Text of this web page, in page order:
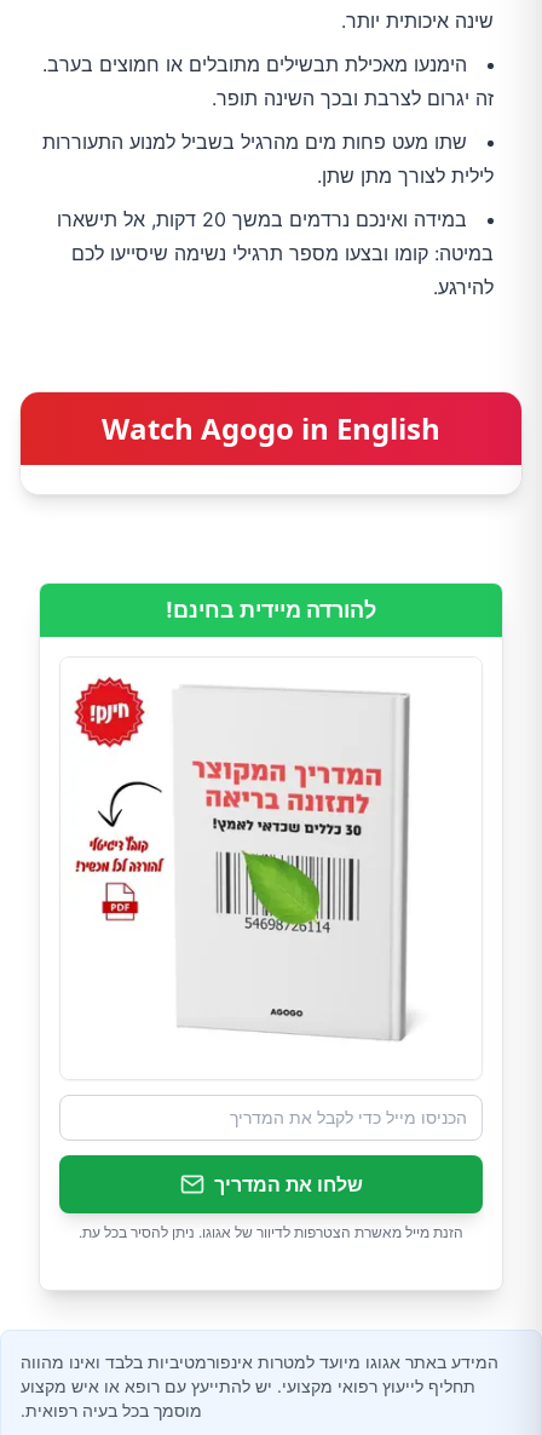
שינה איכותית יותר.
הימנעו מאכילת תבשילים מתובלים או חמוצים בערב.
זה יגרום לצרבת ובכך השינה תופר.
שתו מעט פחות מים מהרגיל בשביל למנוע התעוררות
לילית לצורך מתן שתן.
במידה ואינכם נרדמים במשך 20 דקות, אל תישארו
במיטה: קומו ובצעו מספר תרגילי נשימה שיסייעו לכם
להירגע.
Watch Agogo in English
להורדה מיידית בחינם!
שלחו את המדריך
הזנת מייל מאשרת הצטרפות לדיוור של אגוגו. ניתן להסיר בכל עת.
המידע באתר אגוגו מיועד למטרות אינפורמטיביות בלבד ואינו מהווה
תחליף לייעוץ רפואי מקצועי. יש להתייעץ עם רופא או איש מקצוע
מוסמך בכל בעיה רפואית.